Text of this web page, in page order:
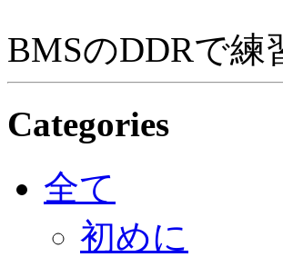
BMSのDDRで
Categories
全て
初めに